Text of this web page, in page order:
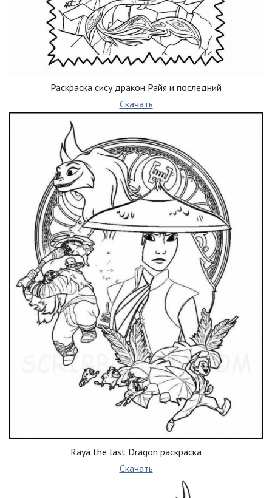
Раскраска сису дракон Райя и последний
Скачать
Raya the last Dragon раскраска
Скачать